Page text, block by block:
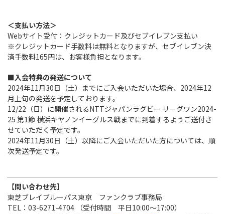
＜支払い方法＞
Webサイト受付：クレジットカード及びセブイレブン支払い
※クレジットカード手数料は無料となりますが、セブイレブン決
済手数料165円は、お客様負担となります。
■入会特典の発送について
2024年11月30日（土）までにご入会いただいた場合、2024年12
月上旬の発送を予定しております。
12/22（日）に開催されるNTTジャパンラグビー リーグワン2024-
25 第1節 横浜キヤノンイーグルス戦までに到着するようご送付さ
せていただく予定です。
2024年11月30日（土）以降にご入会いただいた方については、順
次発送予定です。
【問い合わせ先】
東芝ブレイブルーパス東京 ファンクラブ事務局
TEL：03-6271-4704 （受付時間 平日10:00～17:00）